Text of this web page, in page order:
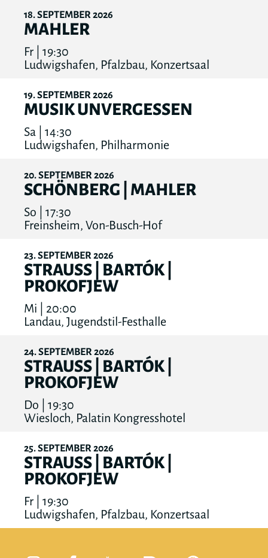
18 SEPTEMBER2026
MAHLER
Fr | 19:30
Ludwigshafen, Pfalzbau, Konzertsaal
19 SEPTEMBER2026
MUSIK UNVERGESSEN
Sa | 14:30
Ludwigshafen, Philharmonie
20 SEPTEMBER2026
SCHÖNBERG | MAHLER
So | 17:30
Freinsheim, Von-Busch-Hof
23 SEPTEMBER2026
STRAUSS | BARTÓK |
PROKOFJEW
Mi | 20:00
Landau, Jugendstil-Festhalle
24 SEPTEMBER2026
STRAUSS | BARTÓK |
PROKOFJEW
Do | 19:30
Wiesloch, Palatin Kongresshotel
25 SEPTEMBER2026
STRAUSS | BARTÓK |
PROKOFJEW
Fr | 19:30
Ludwigshafen, Pfalzbau, Konzertsaal